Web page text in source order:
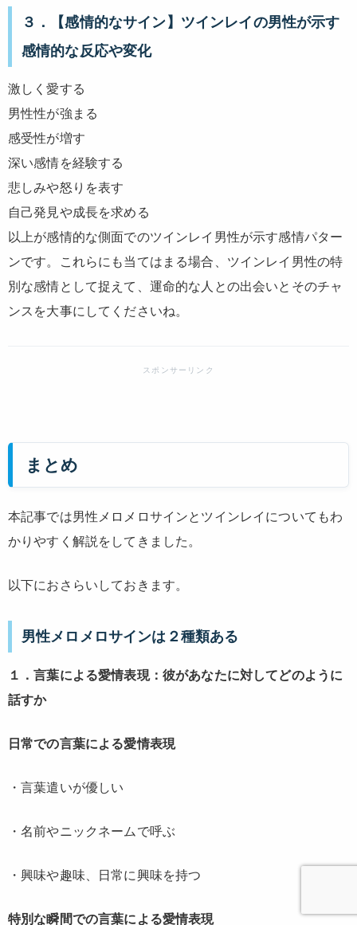
３．【感情的なサイン】ツインレイの男性が示す
感情的な反応や変化
激しく愛する
男性性が強まる
感受性が増す
深い感情を経験する
悲しみや怒りを表す
自己発見や成長を求める
以上が感情的な側面でのツインレイ男性が示す感情パター
ンです。これらにも当てはまる場合、ツインレイ男性の特
別な感情として捉えて、運命的な人との出会いとそのチャ
ンスを大事にしてくださいね。
まとめ
本記事では男性メロメロサインとツインレイについてもわ
かりやすく解説をしてきました。
以下におさらいしておきます。
男性メロメロサインは２種類ある
１．言葉による愛情表現：彼があなたに対してどのように
話すか
日常での言葉による愛情表現
・言葉遣いが優しい
・名前やニックネームで呼ぶ
・興味や趣味、日常に興味を持つ
特別な瞬間での言葉による愛情表現